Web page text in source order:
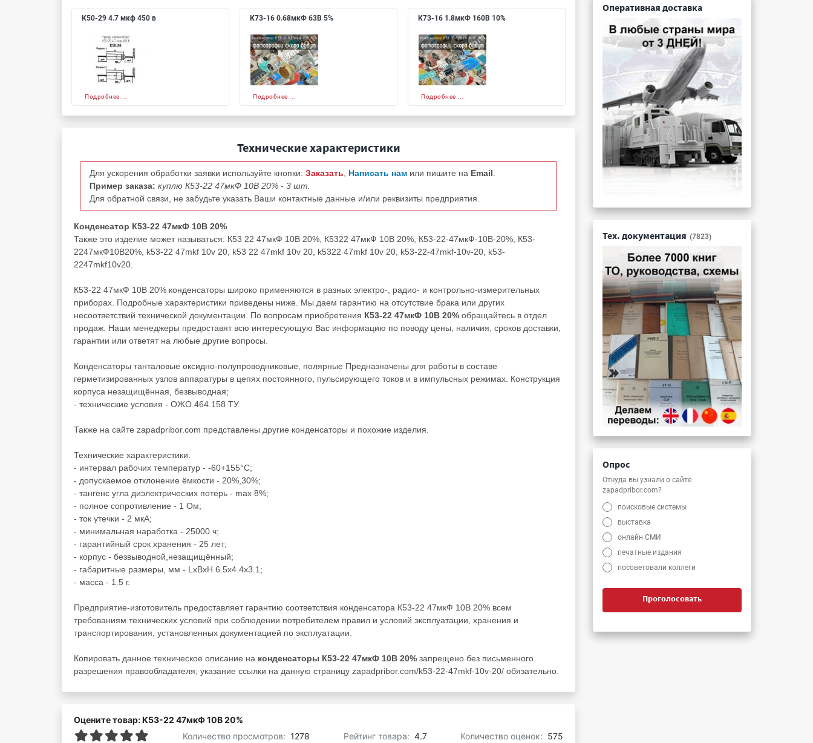
К50-29 4.7 мкф 450 в
Подробнее ...
К73-16 0.68мкФ 63В 5%
Подробнее ...
К73-16 1.8мкФ 160В 10%
Подробнее ...
К75-10 0.22мкФ 1000В 10%
Подробнее ...
Технические характеристики
Для ускорения обработки заявки используйте кнопки: Заказать Написать нам или пишите на Email
Пример заказа: куплю К53-22 47мкФ 10В 20% - 3 шт.
Для обратной связи, не забудьте указать Ваши контактные данные и/или реквизиты предприятия.
Конденсатор К53-22 47мкФ 10В 20%
Также это изделие может называться: К53 22 47мкФ 10В 20%, К5322 47мкФ 10В 20%, К53-22-47мкФ-10В-20%, К53-
2247мкФ10В20%, k53-22 47mkf 10v 20, k53 22 47mkf 10v 20, k5322 47mkf 10v 20, k53-22-47mkf-10v-20, k53-
2247mkf10v20.
К53-22 47мкФ 10В 20% конденсаторы широко применяются в разных электро-, радио- и контрольно-измерительных
приборах. Подробные характеристики приведены ниже. Мы даем гарантию на отсутствие брака или других
несоответствий технической документации. По вопросам приобретения К53-22 47мкФ 10В 20% обращайтесь в отдел
продаж. Наши менеджеры предоставят всю интересующую Вас информацию по поводу цены, наличия, сроков доставки,
гарантии или ответят на любые другие вопросы.
Конденсаторы танталовые оксидно-полупроводниковые, полярные Предназначены для работы в составе
герметизированных узлов аппаратуры в цепях постоянного, пульсирующего токов и в импульсных режимах. Конструкция
корпуса незащищённая, безвыводная;
- технические условия - ОЖО.464.158 ТУ.
Также на сайте zapadpribor.com представлены другие конденсаторы и похожие изделия.
Технические характеристики:
- интервал рабочих температур - -60+155°C;
- допускаемое отклонение ёмкости - 20%,30%;
- тангенс угла диэлектрических потерь - max 8%;
- полное сопротивление - 1 Ом;
- ток утечки - 2 мкА;
- минимальная наработка - 25000 ч;
- гарантийный срок хранения - 25 лет;
- корпус - безвыводной,незащищённый;
- габаритные размеры, мм - LxBxH 6.5x4.4x3.1;
- масса - 1.5 г.
Предприятие-изготовитель предоставляет гарантию соответствия конденсатора К53-22 47мкФ 10В 20% всем
требованиям технических условий при соблюдении потребителем правил и условий эксплуатации, хранения и
транспортирования, установленных документацией по эксплуатации.
Копировать данное техническое описание на конденсаторы К53-22 47мкФ 10В 20% запрещено без письменного
разрешения правообладателя; указание ссылки на данную страницу zapadpribor.com/k53-22-47mkf-10v-20/ обязательно.
Оцените товар: К53-22 47мкФ 10В 20%
Количество просмотров: 1278 Рейтинг товара: 4.7 Количество оценок: 575
Оперативная доставка
Тех. документация (7823)
Опрос
Откуда вы узнали о сайте
zapadpribor.com?
поисковые системы
выставка
онлайн СМИ
печатные издания
посоветовали коллеги
Проголосовать